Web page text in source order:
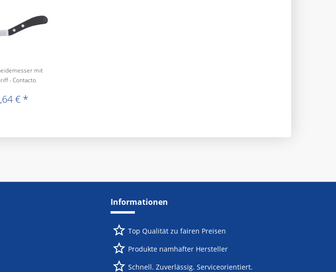
mit
- Contacto
€ *
Informationen
Top Qualität zu fairen Preisen
Produkte namhafter Hersteller
Schnell. Zuverlässig. Serviceorientiert.